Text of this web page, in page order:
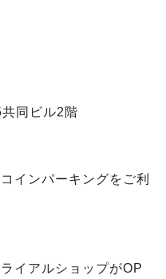
同ビル2階
インパーキングをご利
イアルショップがOP